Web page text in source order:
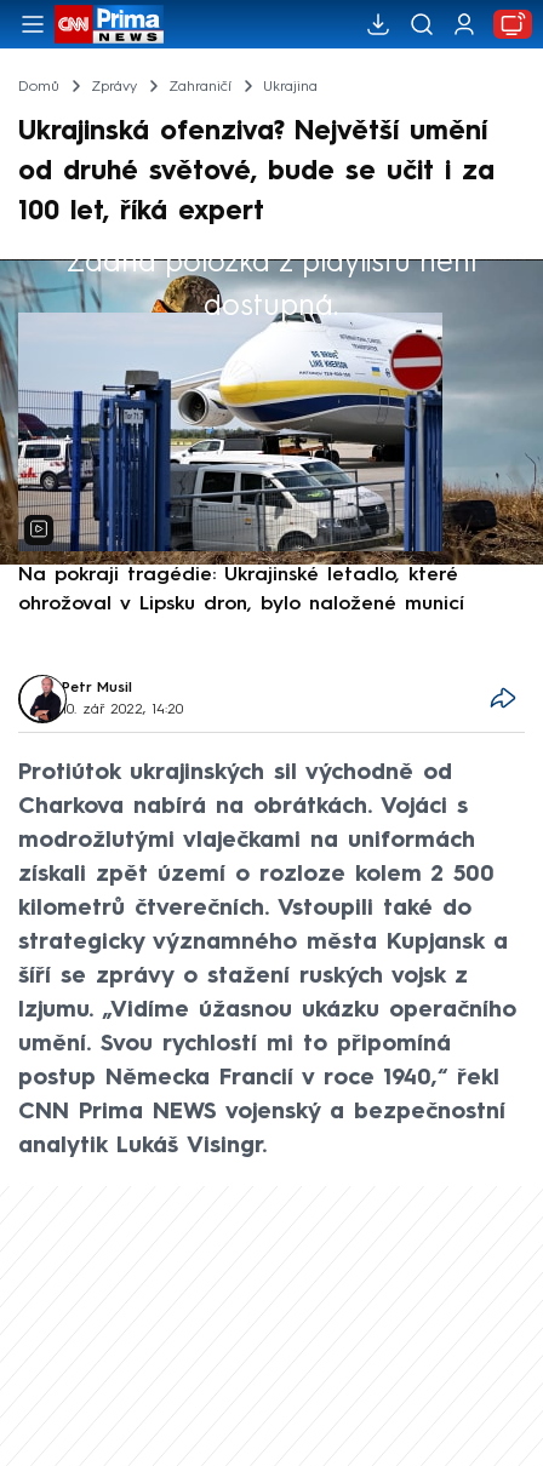
Domů Zprávy Zahraničí Ukrajina
Ukrajinská ofenziva? Největší umění
od druhé světové, bude se učit i za
100 let, říká expert
Žádná položka z playlistu není
dostupná.
Výběr redakce
Na pokraji tragédie: Ukrajinské letadlo, které
ohrožoval v Lipsku dron, bylo naložené municí
Petr Musil
10. zář 2022, 14:20
Protiútok ukrajinských sil východně od
Charkova nabírá na obrátkách. Vojáci s
modrožlutými vlaječkami na uniformách
získali zpět území o rozloze kolem 2 500
kilometrů čtverečních. Vstoupili také do
strategicky významného města Kupjansk a
šíří se zprávy o stažení ruských vojsk z
Izjumu. „Vidíme úžasnou ukázku operačního
umění. Svou rychlostí mi to připomíná
postup Německa Francií v roce 1940,“ řekl
CNN Prima NEWS vojenský a bezpečnostní
analytik Lukáš Visingr.